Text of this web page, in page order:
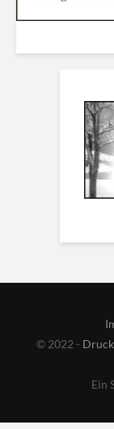
© 2022 -
Ein